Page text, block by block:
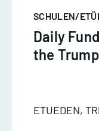
SCHULEN/
Daily
the
ETUEDEN,